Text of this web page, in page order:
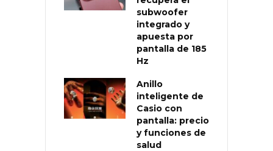
subwoofer
integrado y
apuesta por
pantalla de 185
Hz
Anillo
inteligente de
Casio con
pantalla: precio
y funciones de
salud